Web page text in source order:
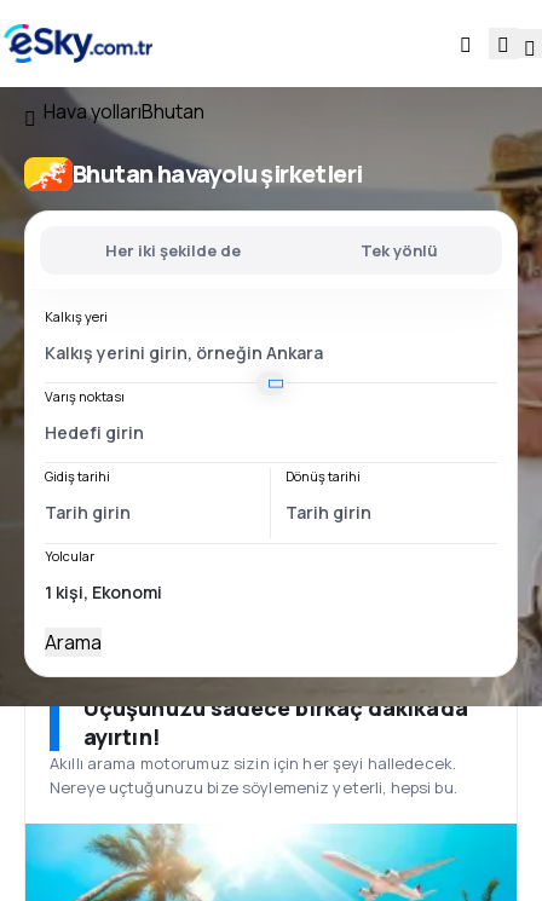
Hava yollarıBhutan
Bhutan havayolu şirketleri
Her iki şekilde de Tek yönlü
Kalkış yeri
Varış noktası
Gidiş tarihi Dönüş tarihi
Yolcular
Arama
Uçuşunuzu sadece birkaç dakikada
ayırtın!
Akıllı arama motorumuz sizin için her şeyi halledecek.
Nereye uçtuğunuzu bize söylemeniz yeterli, hepsi bu.